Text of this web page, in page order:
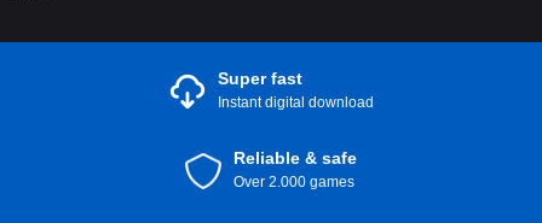
Super fast
Instant digital download
Reliable & safe
Over 2.000 games